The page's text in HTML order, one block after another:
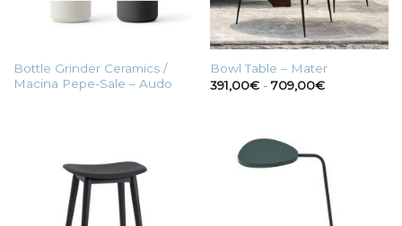
Bottle Grinder Ceramics /
Macina Pepe-Sale – Audo
Bowl Table – Mater
391,00€ - 709,00€Fascia